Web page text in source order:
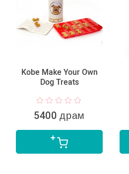
Kobe Make Your Own
Dog Treats
5400 драм